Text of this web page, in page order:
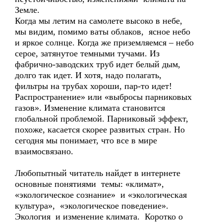
Земле.
Когда мы летим на самолете высоко в небе,
мы видим, помимо ваты облаков, ясное небо
и яркое солнце. Когда же приземляемся – небо
серое, затянутое темными тучами. Из
фабрично-заводских труб идет белый дым,
долго так идет. И хотя, надо полагать,
фильтры на трубах хороши, пар-то идет!
Распространение» или «выбросы парниковых
газов». Изменение климата становится
глобальной проблемой. Парниковый эффект,
похоже, касается скорее развитых стран. Но
сегодня мы понимает, что все в мире
взаимосвязано.
Любопытный читатель найдет в интернете
основные понятиями темы: «климат»,
«экологическое сознание» и «экологическая
культура», «экологическое поведение».
Экология и изменение климата. Коротко о